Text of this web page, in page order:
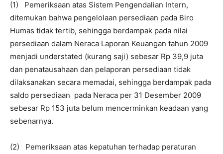
(1) Pemeriksaan atas Sistem Pengendalian Intern,
ditemukan bahwa pengelolaan persediaan pada Biro
Humas tidak tertib, sehingga berdampak pada nilai
persediaan dalam Neraca Laporan Keuangan tahun 2009
menjadi understated (kurang saji) sebesar Rp 39,9 juta
dan penatausahaan dan pelaporan persediaan tidak
dilaksanakan secara memadai, sehingga berdampak pada
saldo persediaan pada Neraca per 31 Desember 2009
sebesar Rp 153 juta belum mencerminkan keadaan yang
sebenarnya.
(2) Pemeriksaan atas kepatuhan terhadap peraturan